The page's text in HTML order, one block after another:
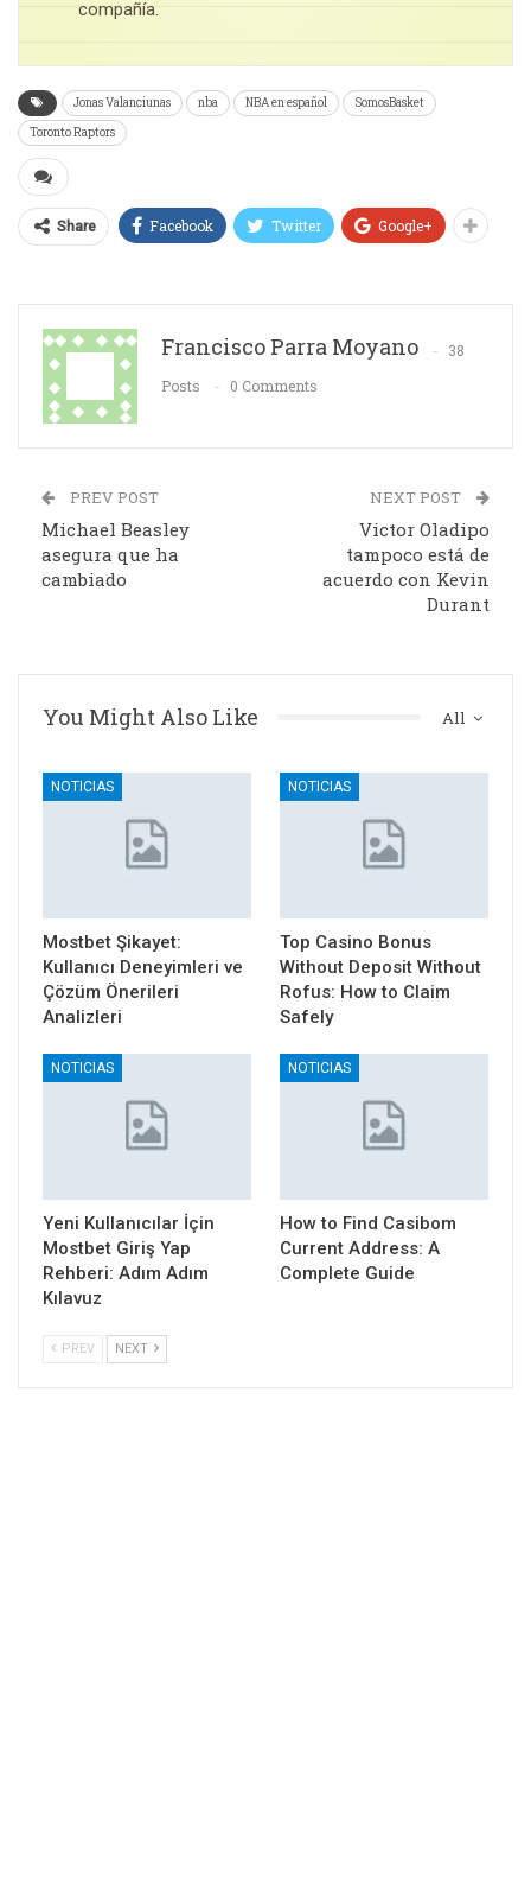
compañía.
Jonas Valanciunas nba NBA en español
SomosBasket
Toronto Raptors
Share Facebook Twitter Google+
Francisco Parra Moyano
38
Posts
0 Comments
PREV POST
Michael Beasley
asegura que ha
cambiado
NEXT POST
Victor Oladipo
tampoco está de
acuerdo con Kevin
Durant
All
You Might Also Like
NOTICIAS
Mostbet Şikayet:
Kullanıcı Deneyimleri ve
Çözüm Önerileri
Analizleri
NOTICIAS
Top Casino Bonus
Without Deposit Without
Rofus: How to Claim
Safely
NOTICIAS
Yeni Kullanıcılar İçin
Mostbet Giriş Yap
Rehberi: Adım Adım
Kılavuz
NOTICIAS
How to Find Casibom
Current Address: A
Complete Guide
PREV NEXT